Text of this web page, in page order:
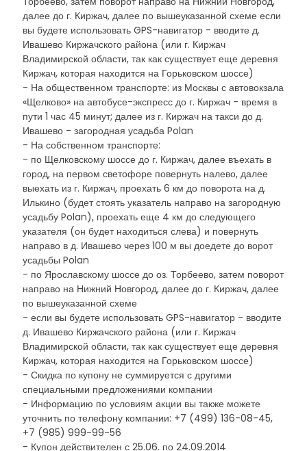
далее до г. Киржач, далее по вышеуказанной схеме если
вы будете использовать GPS-навигатор - вводите д.
Ивашево Киржачского района (или г. Киржач
Владимирской области, так как существует еще деревня
Киржач, которая находится на Горьковском шоссе)
- На общественном транспорте: из Москвы с автовокзала
«Щелково» на автобусе-экспресс до г. Киржач - время в
пути 1 час 45 минут; далее из г. Киржач на такси до д.
Ивашево - загородная усадьба Polan
- На собственном транспорте:
- по Щелковскому шоссе до г. Киржач, далее въехать в
город, на первом светофоре повернуть налево, далее
выехать из г. Киржач, проехать 6 км до поворота на д.
Илькино (будет стоять указатель направо на загородную
усадьбу Polan), проехать еще 4 км до следующего
указателя (он будет находиться слева) и повернуть
направо в д. Ивашево через 100 м вы доедете до ворот
усадьбы Polan
- по Ярославскому шоссе до оз. Торбеево, затем поворот
направо на Нижний Новгород, далее до г. Киржач, далее
по вышеуказанной схеме
- если вы будете использовать GPS-навигатор - вводите
д. Ивашево Киржачского района (или г. Киржач
Владимирской области, так как существует еще деревня
Киржач, которая находится на Горьковском шоссе)
- Скидка по купону не суммируется с другими
специальными предложениями компании
- Информацию по условиям акции вы также можете
уточнить по телефону компании: +7 (499) 136-08-45,
+7 (985) 999-99-56
- Купон действителен с 25.06. по 24.09.2014